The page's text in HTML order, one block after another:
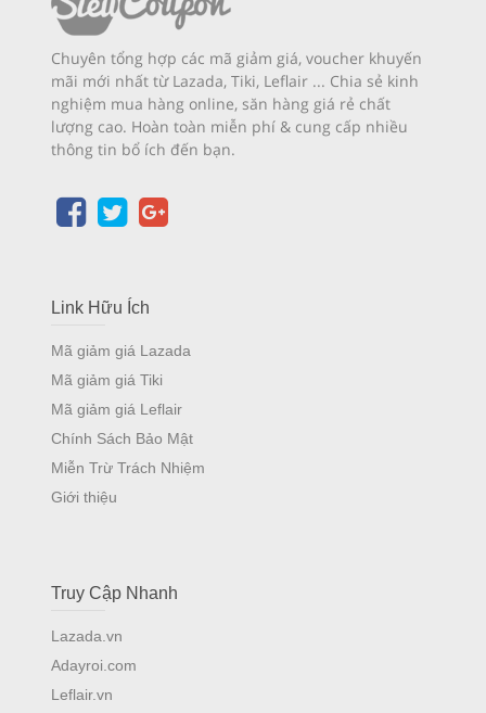
Chuyên tổng hợp các mã giảm giá, voucher khuyến
mãi mới nhất từ Lazada, Tiki, Leflair ... Chia sẻ kinh
nghiệm mua hàng online, săn hàng giá rẻ chất
lượng cao. Hoàn toàn miễn phí & cung cấp nhiều
thông tin bổ ích đến bạn.
Link Hữu Ích
Mã giảm giá Lazada
Mã giảm giá Tiki
Mã giảm giá Leflair
Chính Sách Bảo Mật
Miễn Trừ Trách Nhiệm
Giới thiệu
Truy Cập Nhanh
Lazada.vn
Adayroi.com
Leflair.vn